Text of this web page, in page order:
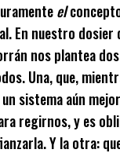
el
En nuestro dosier
nos plantea
Una, que,
sistema aún
regirnos, y es
Y la otra: